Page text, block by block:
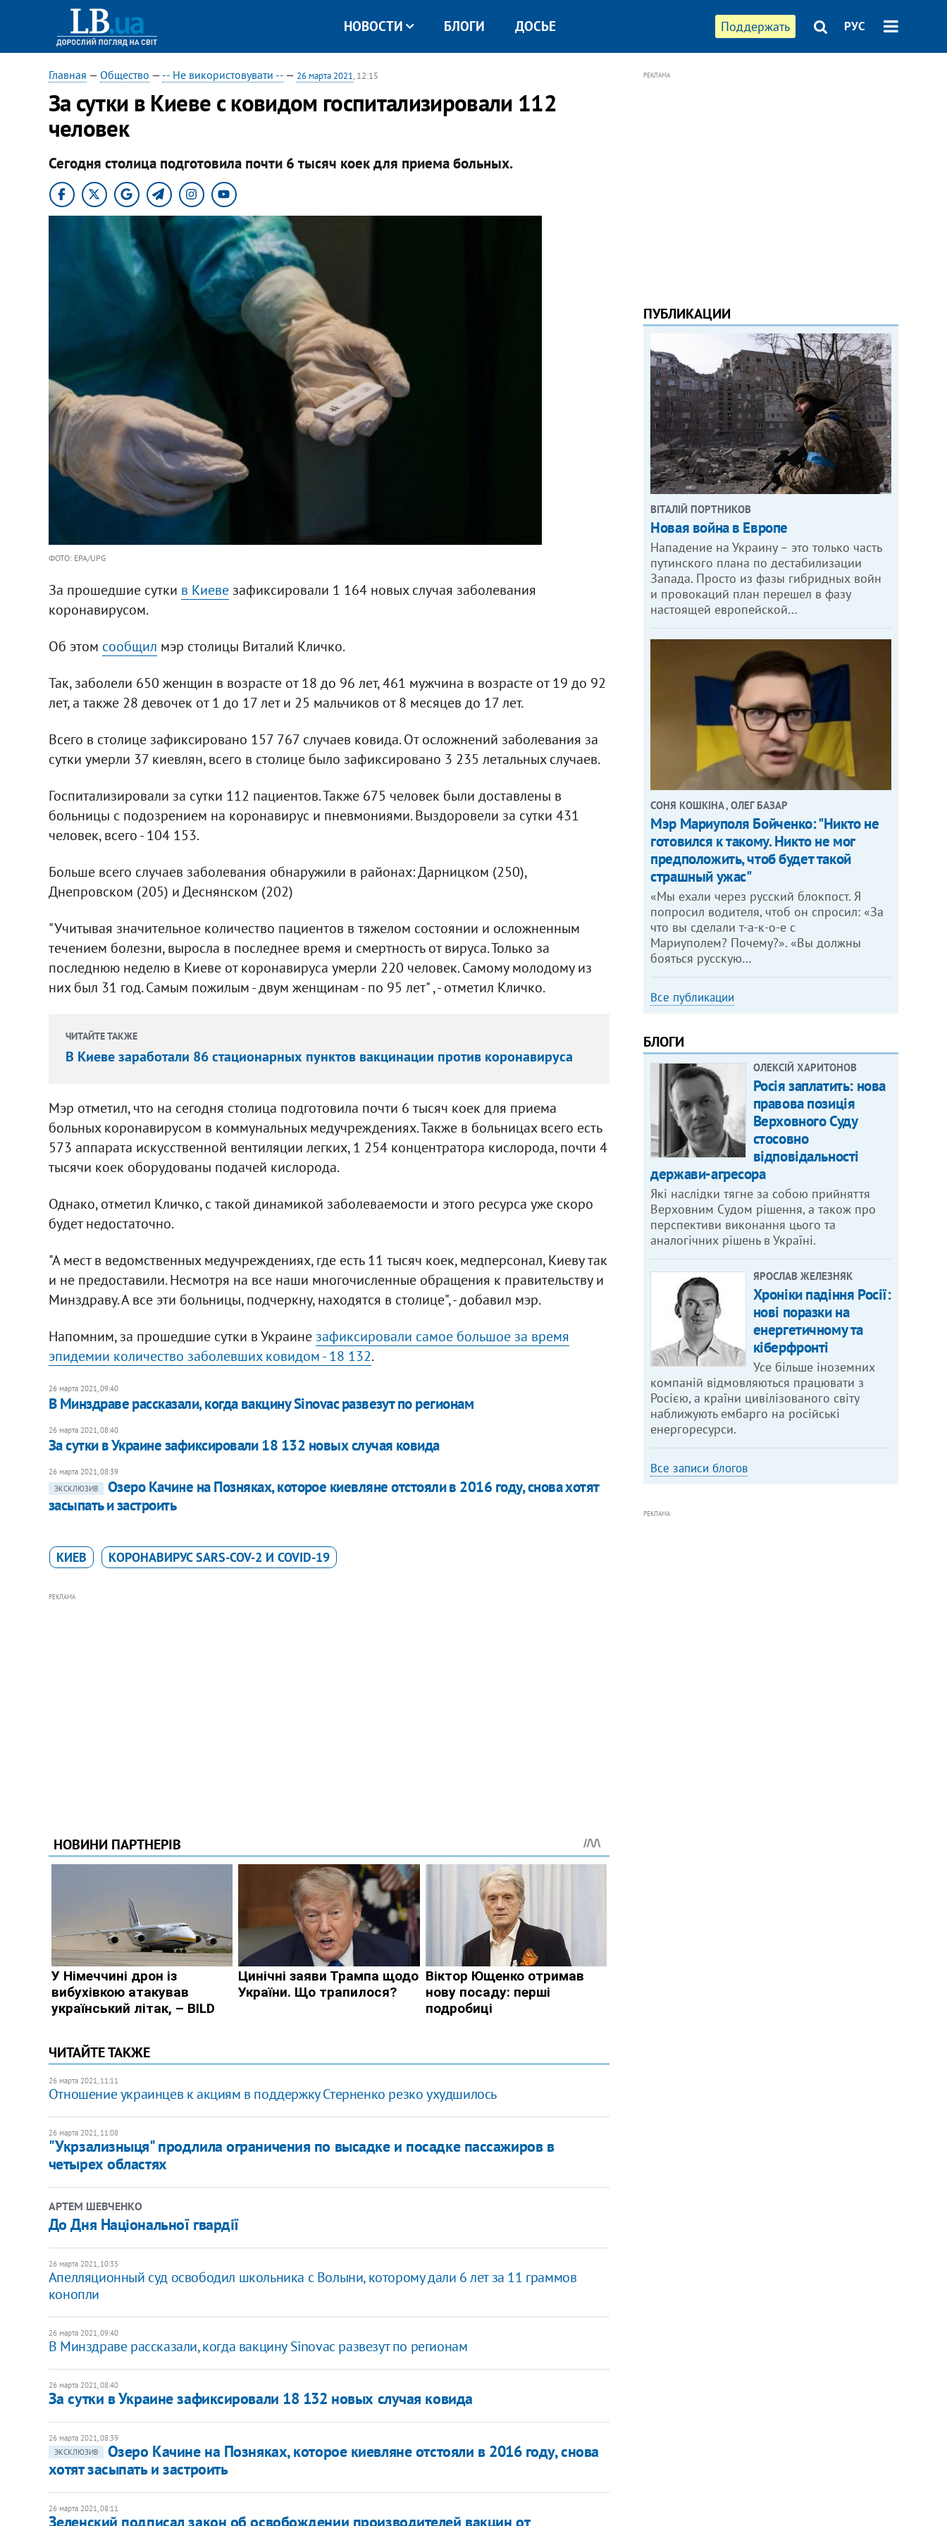
Поддержать РУС
НОВОСТИ БЛОГИ ДОСЬЕ
Главная — Общество — -- Не використовувати --— 26 марта 2021, 12:15
За сутки в Киеве с ковидом госпитализировали 112
человек
Сегодня столица подготовила почти 6 тысяч коек для приема больных.
ФОТО: EPA/UPG
За прошедшие сутки в Киевезафиксировали 1 164 новых случая заболевания
коронавирусом.
Об этом сообщил мэр столицы Виталий Кличко.
Так, заболели 650 женщин в возрасте от 18 до 96 лет, 461 мужчина в возрасте от 19 до 92
лет, а также 28 девочек от 1 до 17 лет и 25 мальчиков от 8 месяцев до 17 лет.
Всего в столице зафиксировано 157 767 случаев ковида. От осложнений заболевания за
сутки умерли 37 киевлян, всего в столице было зафиксировано 3 235 летальных случаев.
Госпитализировали за сутки 112 пациентов. Также 675 человек были доставлены в
больницы с подозрением на коронавирус и пневмониями. Выздоровели за сутки 431
человек, всего - 104 153.
Больше всего случаев заболевания обнаружили в районах: Дарницком (250),
Днепровском (205) и Деснянском (202)
"Учитывая значительное количество пациентов в тяжелом состоянии и осложненным
течением болезни, выросла в последнее время и смертность от вируса. Только за
последнюю неделю в Киеве от коронавируса умерли 220 человек. Самому молодому из
них был 31 год. Самым пожилым - двум женщинам - по 95 лет" , - отметил Кличко.
ЧИТАЙТЕ ТАКЖЕ
В Киеве заработали 86 стационарных пунктов вакцинации против коронавируса
Мэр отметил, что на сегодня столица подготовила почти 6 тысяч коек для приема
больных коронавирусом в коммунальных медучреждениях. Также в больницах всего есть
573 аппарата искусственной вентиляции легких, 1 254 концентратора кислорода, почти 4
тысячи коек оборудованы подачей кислорода.
Однако, отметил Кличко, с такой динамикой заболеваемости и этого ресурса уже скоро
будет недостаточно.
"А мест в ведомственных медучреждениях, где есть 11 тысяч коек, медперсонал, Киеву так
и не предоставили. Несмотря на все наши многочисленные обращения к правительству и
Минздраву. А все эти больницы, подчеркну, находятся в столице", - добавил мэр.
Напомним, за прошедшие сутки в Украине зафиксировали самое большое за время
эпидемии количество заболевших ковидом - 18 132.
26 марта 2021, 09:40
В Минздраве рассказали, когда вакцину Sinovac развезут по регионам
26 марта 2021, 08:40
За сутки в Украине зафиксировали 18 132 новых случая ковида
26 марта 2021, 08:39
ЭКСКЛЮЗИВ
Озеро Качине на Позняках, которое киевляне отстояли в 2016 году, снова хотят
засыпать и застроить
КИЕВ КОРОНАВИРУС SARS-COV-2 И COVID-19
РЕКЛАМА
ЧИТАЙТЕ ТАКЖЕ
26 марта 2021, 11:11
Отношение украинцев к акциям в поддержку Стерненко резко ухудшилось
26 марта 2021, 11:08
"Укрзализныця" продлила ограничения по высадке и посадке пассажиров в
четырех областях
АРТЕМ ШЕВЧЕНКО
До Дня Національної гвардії
26 марта 2021, 10:35
Апелляционный суд освободил школьника с Волыни, которому дали 6 лет за 11 граммов
конопли
26 марта 2021, 09:40
В Минздраве рассказали, когда вакцину Sinovac развезут по регионам
26 марта 2021, 08:40
За сутки в Украине зафиксировали 18 132 новых случая ковида
26 марта 2021, 08:39
ЭКСКЛЮЗИВ
Озеро Качине на Позняках, которое киевляне отстояли в 2016 году, снова
хотят засыпать и застроить
26 марта 2021, 08:11
Зеленский подписал закон об освобождении производителей вакцин от
РЕКЛАМА
ПУБЛИКАЦИИ
ВІТАЛІЙ ПОРТНИКОВ
Новая война в Европе
Нападение на Украину – это только часть
путинского плана по дестабилизации
Запада. Просто из фазы гибридных войн
и провокаций план перешел в фазу
настоящей европейской…
СОНЯ КОШКІНА , ОЛЕГ БАЗАР
Мэр Мариуполя Бойченко: "Никто не
готовился к такому. Никто не мог
предположить, чтоб будет такой
страшный ужас"
«Мы ехали через русский блокпост. Я
попросил водителя, чтоб он спросил: «За
что вы сделали т-а-к-о-е с
Мариуполем? Почему?». «Вы должны
бояться русскую…
Все публикации
БЛОГИ
ОЛЕКСІЙ ХАРИТОНОВ
Росія заплатить: нова
правова позиція
Верховного Суду
стосовно
відповідальності
держави-агресора
Які наслідки тягне за собою прийняття
Верховним Судом рішення, а також про
перспективи виконання цього та
аналогічних рішень в Україні.
ЯРОСЛАВ ЖЕЛЕЗНЯК
Хроніки падіння Росії:
нові поразки на
енергетичному та
кіберфронті
Усе більше іноземних
компаній відмовляються працювати з
Росією, а країни цивілізованого світу
наближують ембарго на російські
енергоресурси.
Все записи блогов
РЕКЛАМА